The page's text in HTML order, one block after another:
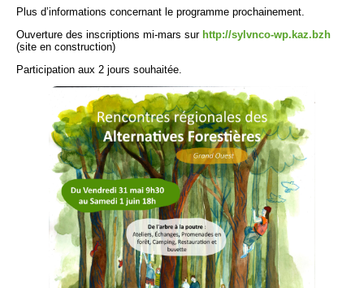
Plus d’informations concernant le programme prochainement.
Ouverture des inscriptions mi-mars sur http://sylvnco-wp.kaz.bzh
(site en construction)
Participation aux 2 jours souhaitée.